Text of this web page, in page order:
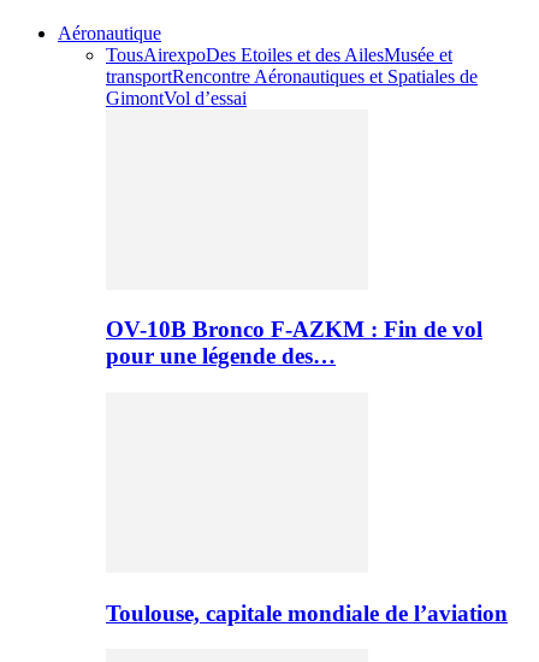
Aéronautique
TousAirexpoDes Etoiles et des AilesMusée et
transportRencontre Aéronautiques et Spatiales de
GimontVol d’essai
OV-10B Bronco F-AZKM : Fin de vol
pour une légende des…
Toulouse, capitale mondiale de l’aviation